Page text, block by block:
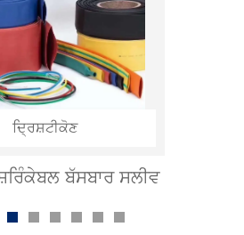
ਦ੍ਰਿਸ਼ਟੀਕੋਣ
ਬੱਸਬਾਰ ਸਲੀਵ